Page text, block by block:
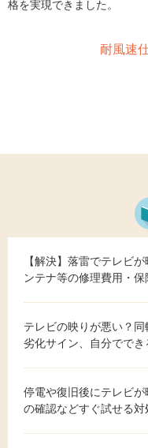
格を実現できました。
耐風速
【解決】落雷でテレビ
ンテナ等の修理費用・
テレビの映りが悪い？
劣化サイン、自分でで
停電や復旧後にテレビ
の確認などすぐ試せる対